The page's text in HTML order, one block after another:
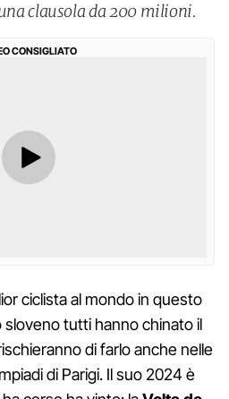
clausola da 200 milioni.
CONSIGLIATO
ciclista al mondo in questo
tutti hanno chinato il
di farlo anche nelle
di Parigi. Il suo 2024 è